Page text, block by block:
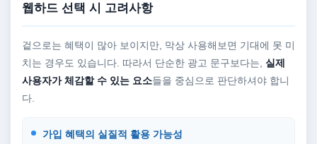
웹하드 선택 시 고려사항
겉으로는 혜택이 많아 보이지만, 막상 사용해보면 기대에 못 미
치는 경우도 있습니다. 따라서 단순한 광고 문구보다는, 실제
사용자가 체감할 수 있는 요소들을 중심으로 판단하셔야 합니
다.
가입 혜택의 실질적 활용 가능성